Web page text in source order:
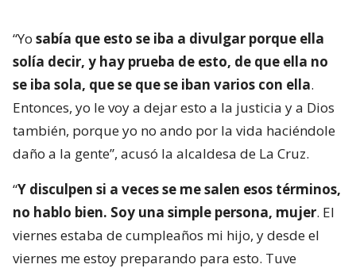
“Yo sabía que esto se iba a divulgar porque ella
solía decir, y hay prueba de esto, de que ella no
se iba sola, que se que se iban varios con ella.
Entonces, yo le voy a dejar esto a la justicia y a Dios
también, porque yo no ando por la vida haciéndole
daño a la gente”, acusó la alcaldesa de La Cruz.
“Y disculpen si a veces se me salen esos términos,
no hablo bien. Soy una simple persona, mujer. El
viernes estaba de cumpleaños mi hijo, y desde el
viernes me estoy preparando para esto. Tuve